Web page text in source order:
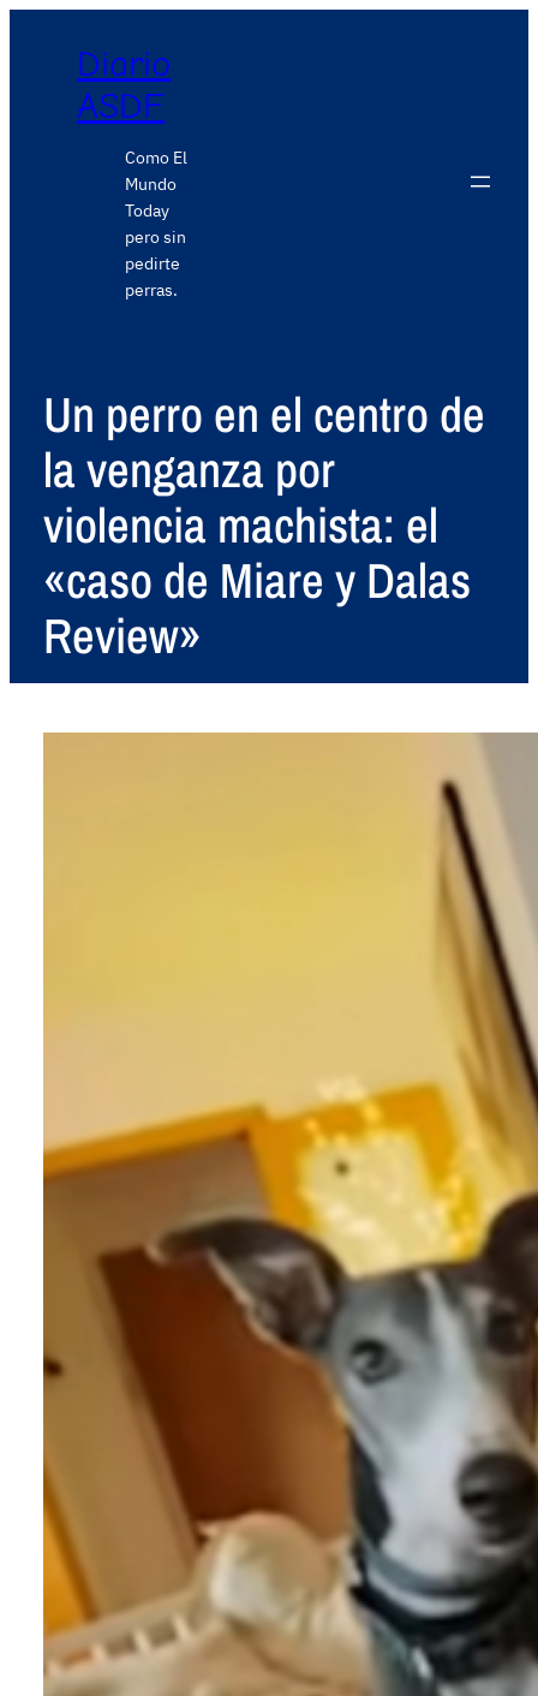
Diario
ASDF
Como El
Mundo
Today
pero sin
pedirte
perras.
Un perro en el centro de
la venganza por
violencia machista: el
«caso de Miare y Dalas
Review»